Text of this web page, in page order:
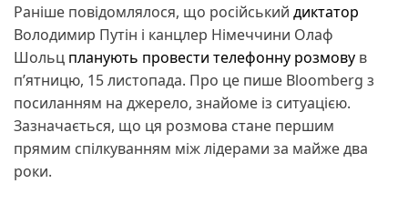
Раніше повідомлялося, що російський диктатор
Володимир Путін і канцлер Німеччини Олаф
Шольц планують провести телефонну розмову в
п’ятницю, 15 листопада. Про це пише Bloomberg з
посиланням на джерело, знайоме із ситуацією.
Зазначається, що ця розмова стане першим
прямим спілкуванням між лідерами за майже два
роки.